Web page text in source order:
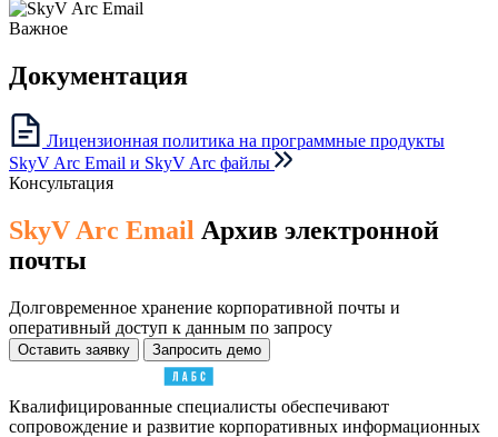
Важное
Документация
Лицензионная политика на программные продукты
SkyV Arc Email и SkyV Arc файлы
Консультация
SkyV Arc Email Архив электронной
почты
Долговременное хранение корпоративной почты и
оперативный доступ к данным по запросу
Оставить заявку Запросить демо
Квалифицированные специалисты обеспечивают
сопровождение и развитие корпоративных информационных